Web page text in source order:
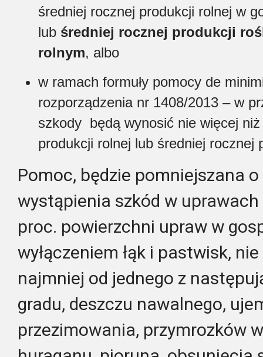
średniej rocznej produkcji rolnej w
lub średniej rocznej produkcji
rolnym, albo
w ramach formuły pomocy de
rozporządzenia nr 1408/2013 – w
szkody będą wynosić nie więcej
produkcji rolnej lub średniej rocznej
Pomoc, będzie pomniejszana
wystąpienia szkód w
proc. powierzchni upraw w
wyłączeniem łąk i pastwisk,
najmniej od jednego z
gradu, deszczu nawalnego,
przezimowania, przymrozków